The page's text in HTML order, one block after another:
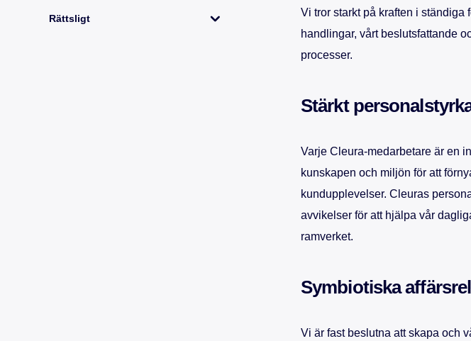
Rättsligt
Vi tror starkt på kraften i ständiga
handlingar, vårt beslutsfattande
processer.
Stärkt
Varje Cleura-medarbetare är en
kunskapen och miljön för att
kundupplevelser. Cleuras
avvikelser för att hjälpa vår
ramverket.
Symbiotiska
Vi är fast beslutna att skapa och